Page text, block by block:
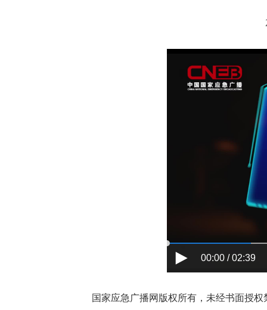
00:00 / 02:39
国家应急广播网版权所有，未经书面授权